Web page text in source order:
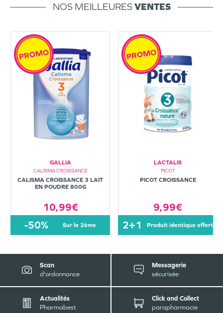
NOS MEILLEURESVENTES
GALLIA
CALISMA CROISSANCE
CALISMA CROISSANCE 3 LAIT
EN POUDRE 800G
10,99€
PROMO
-50% sur le 2ème
LACTALIS
PICOT
PICOT CROISSANCE
9,99€
PROMO
2+1 produit identique offert
Scan
d'ordonnance
Messagerie
sécurisée
Actualités
Pharmabest
Click and Collect
parapharmacie